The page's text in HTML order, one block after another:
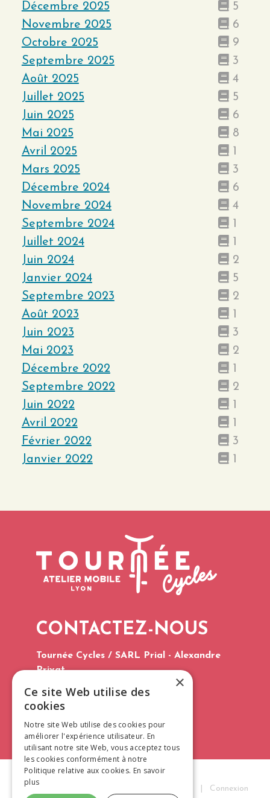
Décembre 2025
5
Novembre 2025
6
Octobre 2025
9
Septembre 2025
3
Août 2025
4
Juillet 2025
5
Juin 2025
6
Mai 2025
8
Avril 2025
1
Mars 2025
3
Décembre 2024
6
Novembre 2024
4
Septembre 2024
1
Juillet 2024
1
Juin 2024
2
Janvier 2024
5
Septembre 2023
2
Août 2023
1
Juin 2023
3
Mai 2023
2
Décembre 2022
1
Septembre 2022
2
Juin 2022
1
Avril 2022
1
Février 2022
3
Janvier 2022
1
CONTACTEZ-NOUS
Tournée Cycles / SARL Prial - Alexandre
Privat
E-mail : contact@tourneecycles.fr
CGV 2026
Tournée Cycles © 2026 Connexion
×
Ce site Web utilise des
cookies
Notre site Web utilise des cookies pour
améliorer l'expérience utilisateur. En
utilisant notre site Web, vous acceptez tous
les cookies conformément à notre
Politique relative aux cookies. En savoir
plus